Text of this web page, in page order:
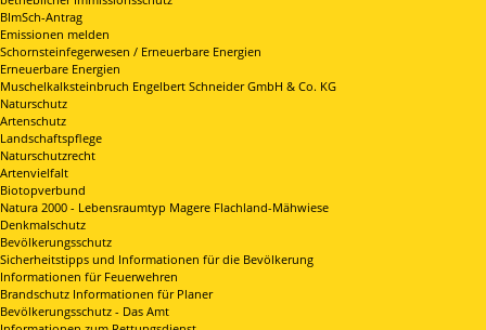
BImSch-Antrag
Emissionen melden
Schornsteinfegerwesen / Erneuerbare Energien
Erneuerbare Energien
Muschelkalksteinbruch Engelbert Schneider GmbH & Co. KG
Naturschutz
Artenschutz
Landschaftspflege
Naturschutzrecht
Artenvielfalt
Biotopverbund
Natura 2000 - Lebensraumtyp Magere Flachland-Mähwiese
Denkmalschutz
Bevölkerungsschutz
Sicherheitstipps und Informationen für die Bevölkerung
Informationen für Feuerwehren
Brandschutz Informationen für Planer
Bevölkerungsschutz - Das Amt